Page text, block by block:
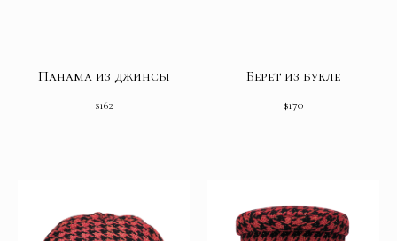
Панама из джинсы
$162
Берет из букле
$170